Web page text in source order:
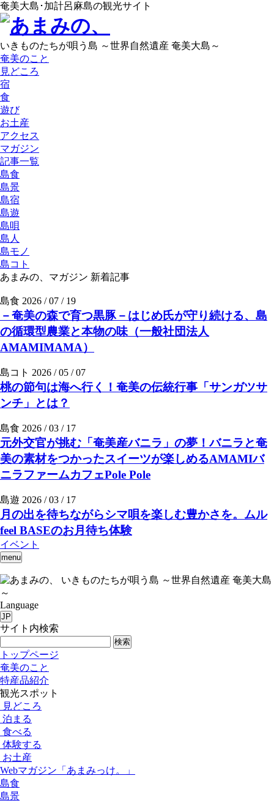
奄美大島･加計呂麻島の観光サイト
いきものたちが唄う島 ～世界自然遺産 奄美大島～
奄美のこと
見どころ
宿
食
遊び
お土産
アクセス
マガジン
記事一覧
島食
島景
島宿
島遊
島唄
島人
島モノ
島コト
あまみの、マガジン 新着記事
島食 2026 / 07 / 19
－奄美の森で育つ黒豚－はじめ氏が守り続ける、島
の循環型農業と本物の味（一般社団法人
AMAMIMAMA）
島コト 2026 / 05 / 07
桃の節句は海へ行く！奄美の伝統行事「サンガツサ
ンチ」とは？
島食 2026 / 03 / 17
元外交官が挑む「奄美産バニラ」の夢！バニラと奄
美の素材をつかったスイーツが楽しめるAMAMIバ
ニラファームカフェPole Pole
島遊 2026 / 03 / 17
月の出を待ちながらシマ唄を楽しむ豊かさを。ムル
feel BASEのお月待ち体験
イベント
menu
いきものたちが唄う島 ～世界自然遺産 奄美大島
～
Language
JP
サイト内検索
検索
トップページ
奄美のこと
特産品紹介
観光スポット
見どころ
泊まる
食べる
体験する
お土産
Webマガジン「あまみっけ。」
島食
島景